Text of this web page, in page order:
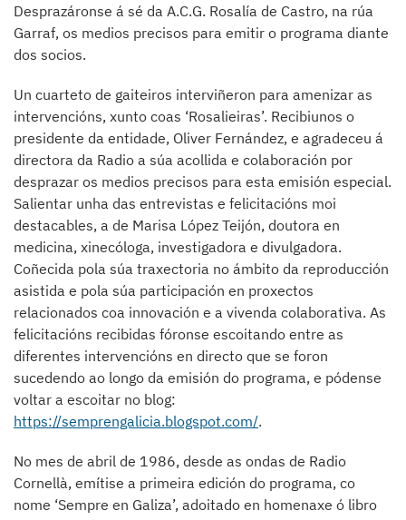
Desprazáronse á sé da A.C.G. Rosalía de Castro, na rúa
Garraf, os medios precisos para emitir o programa diante
dos socios.
Un cuarteto de gaiteiros interviñeron para amenizar as
intervencións, xunto coas ‘Rosalieiras’. Recibiunos o
presidente da entidade, Oliver Fernández, e agradeceu á
directora da Radio a súa acollida e colaboración por
desprazar os medios precisos para esta emisión especial.
Salientar unha das entrevistas e felicitacións moi
destacables, a de Marisa López Teijón, doutora en
medicina, xinecóloga, investigadora e divulgadora.
Coñecida pola súa traxectoria no ámbito da reproducción
asistida e pola súa participación en proxectos
relacionados coa innovación e a vivenda colaborativa. As
felicitacións recibidas fóronse escoitando entre as
diferentes intervencións en directo que se foron
sucedendo ao longo da emisión do programa, e pódense
voltar a escoitar no blog:
https://semprengalicia.blogspot.com/.
No mes de abril de 1986, desde as ondas de Radio
Cornellà, emítise a primeira edición do programa, co
nome ‘Sempre en Galiza’, adoitado en homenaxe ó libro